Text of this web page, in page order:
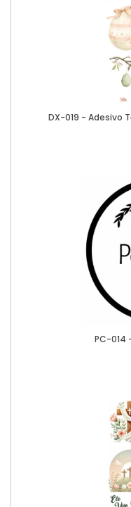
DX-019 - Adesivo
PC-014